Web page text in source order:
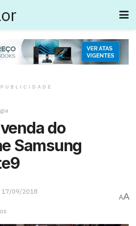
PUBLICIDADE
do
Samsung
17/09/2018
AA